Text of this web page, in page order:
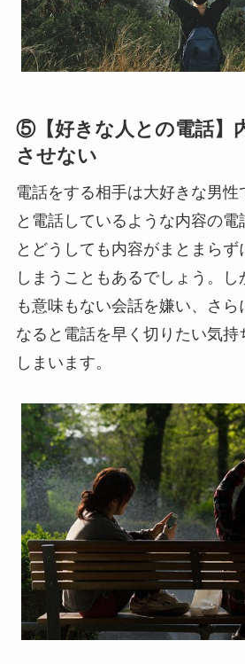
⑤【好きな人との電話】
させない
電話をする相手は大好きな男性
と電話しているような内容の電
とどうしても内容がまとまらず
しまうこともあるでしょう。
も意味もない会話を嫌い、さら
なると電話を早く切りたい気持
しまいます。